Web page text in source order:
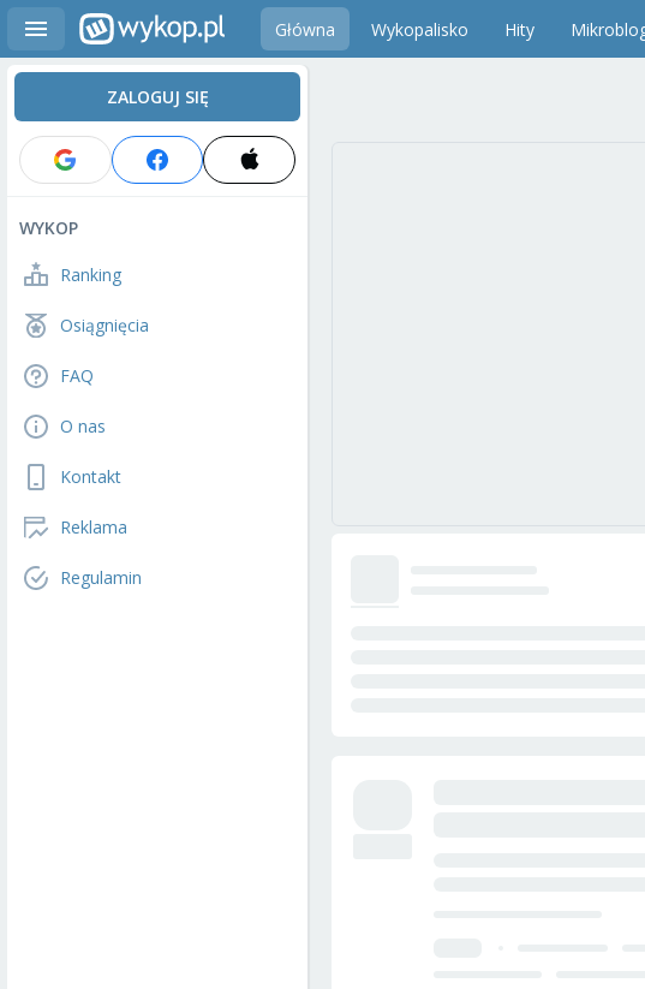
Główna Wykopalisko Hity
ZALOGUJ SIĘ
WYKOP
Ranking
Osiągnięcia
FAQ
O nas
Kontakt
Reklama
Regulamin